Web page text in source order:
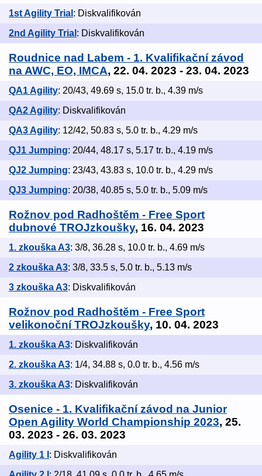
1st Agility Trial : Diskvalifikován
2nd Agility Trial : Diskvalifikován
Roudnice nad Labem - 1. Kvalifikační závod
na AWC, EO, IMCA, 22. 04. 2023 - 23. 04. 2023
QA1 Agility: 20/43, 49.69 s, 15.0 tr. b., 4.39 m/s
QA2 Agility: Diskvalifikován
QA3 Agility: 12/42, 50.83 s, 5.0 tr. b., 4.29 m/s
QJ1 Jumping: 20/44, 48.17 s, 5.17 tr. b., 4.19 m/s
QJ2 Jumping: 23/43, 43.83 s, 10.0 tr. b., 4.29 m/s
QJ3 Jumping: 20/38, 40.85 s, 5.0 tr. b., 5.09 m/s
Rožnov pod Radhoštěm - Free Sport
dubnové TROJzkoušky, 16. 04. 2023
1. zkouška A3: 3/8, 36.28 s, 10.0 tr. b., 4.69 m/s
2 zkouška A3: 3/8, 33.5 s, 5.0 tr. b., 5.13 m/s
3 zkouška A3: Diskvalifikován
Rožnov pod Radhoštěm - Free Sport
velikonoční TROJzkoušky, 10. 04. 2023
1. zkouška A3: Diskvalifikován
2. zkouška A3: 1/4, 34.88 s, 0.0 tr. b., 4.56 m/s
3. zkouška A3: Diskvalifikován
Osenice - 1. Kvalifikační závod na Junior
Open Agility World Championship 2023, 25.
03. 2023 - 26. 03. 2023
Agility 1 I : Diskvalifikován